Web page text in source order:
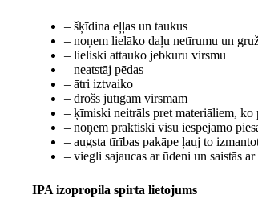
– šķīdina eļļas un taukus
– noņem lielāko daļu netīrumu un
– lieliski attauko jebkuru virsmu
– neatstāj pēdas
– ātri iztvaiko
– drošs jutīgām virsmām
– ķīmiski neitrāls pret materiāliem,
– noņem praktiski visu iespējamo
– augsta tīrības pakāpe ļauj to
– viegli sajaucas ar ūdeni un saistās ar
IPA izopropila spirta lietojums